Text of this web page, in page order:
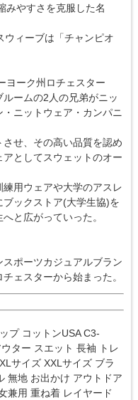
みやすさを克服した名
ウィーブは「チャンピオ
ヨーク州ロチェスター
ームの2人の兄弟がニッ
ニットウェア・カンパニ
せ、その高い品質を認め
としてスウェットのオー
用ウェアや大学のアスレ
ックストア(大学生協)を
と広がっていった。
ポーツカジュアルブラン
ェスターから始まった。
プ コットンUSA C3-
ター スエット 長袖 トレ
サイズ XXLサイズ ブラ
無地 お出かけ アウトドア
兼用 重ね着 レイヤード